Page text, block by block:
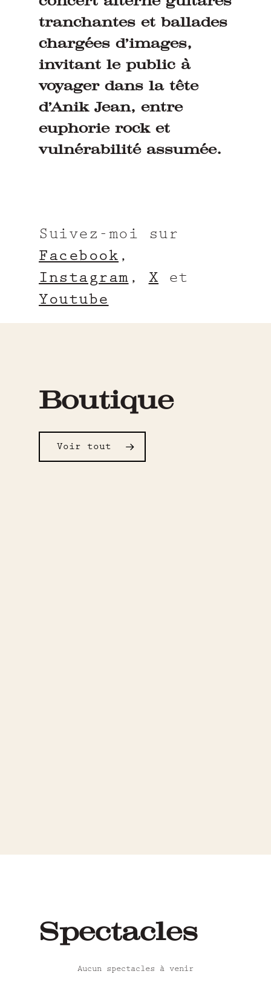
tranchantes et ballades
chargées d’images,
invitant le public à
voyager dans la tête
d’Anik Jean, entre
euphorie rock et
vulnérabilité assumée.
Suivez-moi sur
Facebook ,
Instagram , X et
Youtube
Boutique
Voir tout
Spectacles
Aucun spectacles à venir